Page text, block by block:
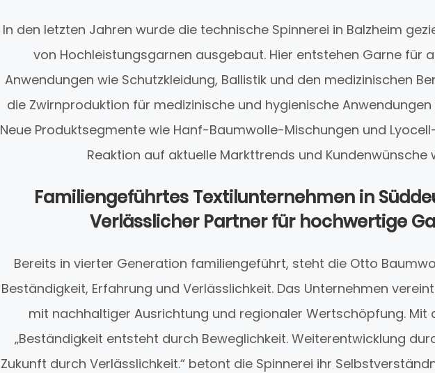
In den letzten Jahren wurde die technische Spinnerei in Balzheim
von Hochleistungsgarnen ausgebaut. Hier entstehen Garne für
Anwendungen wie Schutzkleidung, Ballistik und den medizinischen
die Zwirnproduktion für medizinische und hygienische
Neue Produktsegmente wie Hanf-Baumwolle-Mischungen und
Reaktion auf aktuelle Markttrends und Kundenwünsche
Familiengeführtes Textilunternehmen in
Verlässlicher Partner für hochwertige
Bereits in vierter Generation familiengeführt, steht die Otto
Beständigkeit, Erfahrung und Verlässlichkeit. Das Unternehmen
mit nachhaltiger Ausrichtung und regionaler Wertschöpfung. Mit
„Beständigkeit entsteht durch Beweglichkeit. Weiterentwicklung
Zukunft durch Verlässlichkeit.“ betont die Spinnerei ihr